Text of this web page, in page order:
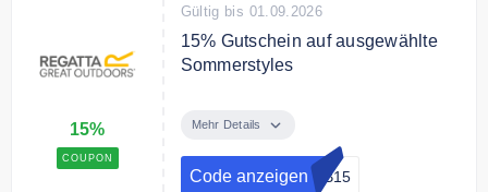
15%
COUPON
Gültig bis 01.09.2026
15% Gutschein auf ausgewählte
Sommerstyles
ausgewähltes Sommerstyles
Mehr Details
Code anzeigen EB15